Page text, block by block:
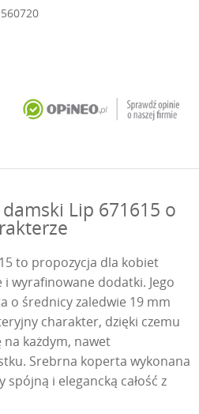
Lip 671615 o
to propozycja dla kobiet
wyrafinowane dodatki. Jego
o średnicy zaledwie 19 mm
charakter, dzięki czemu
każdym, nawet
Srebrna koperta wykonana
i elegancką całość z